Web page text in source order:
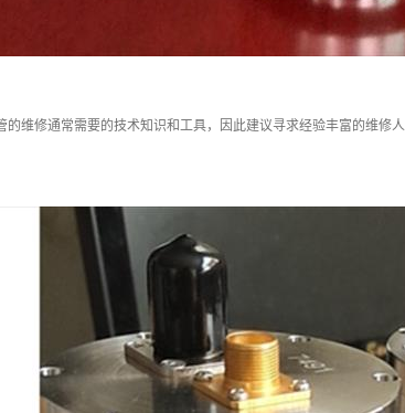
的维修通常需要的技术知识和工具，因此建议寻求经验丰富的维